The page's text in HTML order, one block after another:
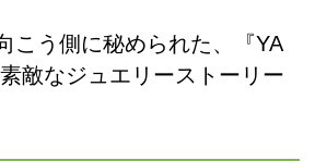
こう側に秘められた、『YA
敵なジュエリーストーリー